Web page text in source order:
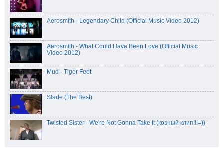
Aerosmith - Legendary Child (Official Music Video 2012)
Aerosmith - What Could Have Been Love (Official Music
Video 2012)
Mud - Tiger Feet
Slade (The Best)
Twisted Sister - We're Not Gonna Take It (козный клип!!!=))